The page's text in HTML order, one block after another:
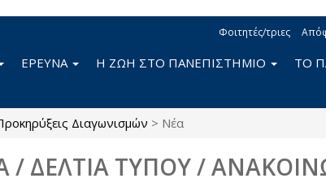
Φοιτητές/τριες
ΕΡΕΥΝΑ Η ΖΩΗ ΣΤΟ ΠΑΝΕΠΙΣΤΗΜΙΟ ΤΟ
Διαγωνισμών > Νέα
/ ΔΕΛΤΙΑ ΤΥΠΟΥ /